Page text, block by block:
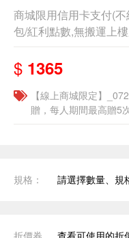
商城限用信用卡支付(
包/紅利點數,無搬運上
$ 1365
【線上商城限定】
贈，每人期間最高贈5
規格： 請選擇數量、規